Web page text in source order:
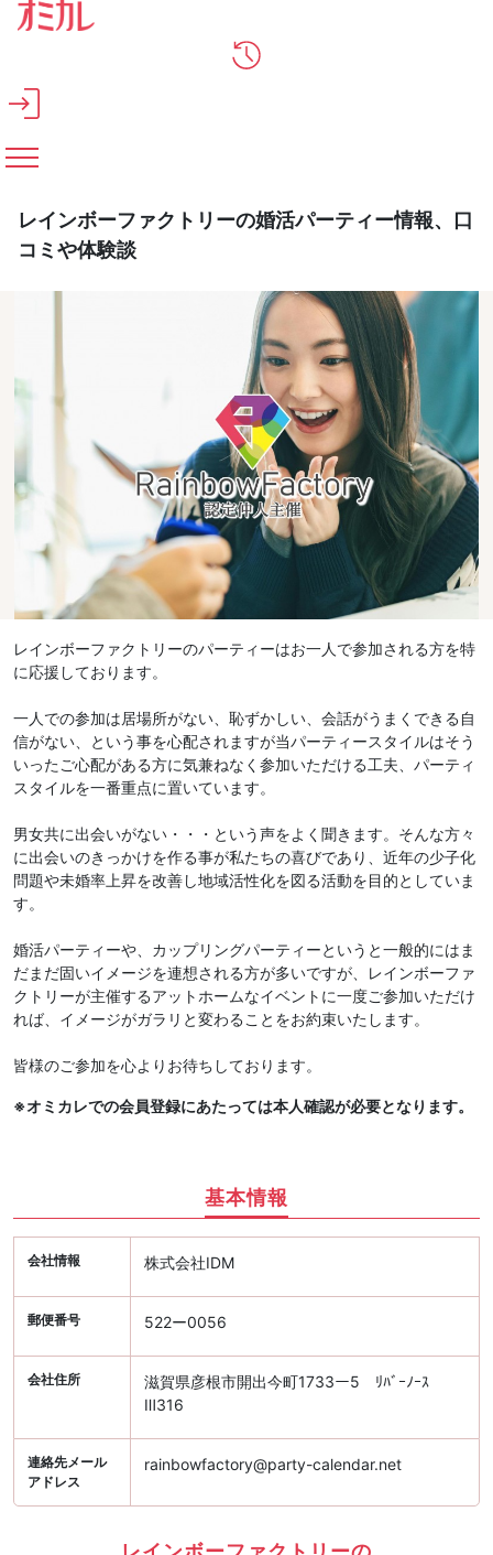
メインコンテンツへスキップ
レインボーファクトリーの婚活パーティー情報、口
コミや体験談
レインボーファクトリーのパーティーはお一人で参加される方を特
に応援しております。
一人での参加は居場所がない、恥ずかしい、会話がうまくできる自
信がない、という事を心配されますが当パーティースタイルはそう
いったご心配がある方に気兼ねなく参加いただける工夫、パーティ
スタイルを一番重点に置いています。
男女共に出会いがない・・・という声をよく聞きます。そんな方々
に出会いのきっかけを作る事が私たちの喜びであり、近年の少子化
問題や未婚率上昇を改善し地域活性化を図る活動を目的としていま
す。
婚活パーティーや、カップリングパーティーというと一般的にはま
だまだ固いイメージを連想される方が多いですが、レインボーファ
クトリーが主催するアットホームなイベントに一度ご参加いただけ
れば、イメージがガラリと変わることをお約束いたします。
皆様のご参加を心よりお待ちしております。
※オミカレでの会員登録にあたっては本人確認が必要となります。
基本情報
会社情報 株式会社IDM
郵便番号 522ー0056
会社住所
滋賀県彦根市開出今町1733ー5 ﾘﾊﾞｰﾉｰｽ
Ⅲ316
連絡先メール
アドレス
rainbowfactory@party-calendar.net